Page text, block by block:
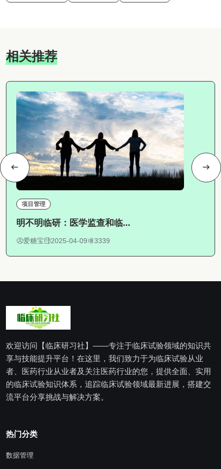
相关推荐
项目管理
明不明临研：医学监查和临...
爱糖宝 2025-04-09 3339
欢迎访问【临床研习社】——专注于临床试验领域的知识共
享与技能提升平台！在这里，我们致力于为临床试验从业
者、医药行业从业者及关注医药行业的您，提供全面、实用
的临床试验知识体系，追踪临床试验领域最新进展，搭建交
流平台分享挑战与解决方案。
热门分类
数据管理